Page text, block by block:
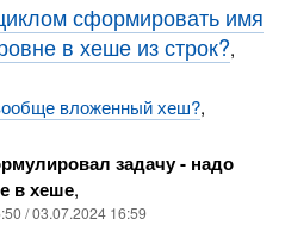
сформировать имя
в хеше из строк?,
вложенный хеш?,
задачу - надо
в хеше,
/ 03.07.2024 16:59